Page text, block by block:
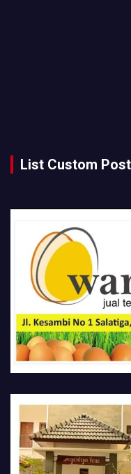
List Custom Post